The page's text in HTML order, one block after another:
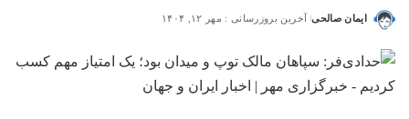
ایمان صالحی آخرین بروزرسانی : مهر ۱۲, ۱۴۰۴